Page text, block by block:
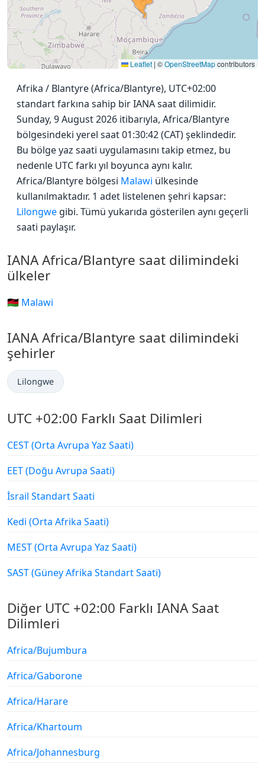
Leaflet | ©OpenStreetMapcontributors
Afrika / Blantyre (Africa/Blantyre), UTC+02:00
standart farkına sahip bir IANA saat dilimidir.
Sunday, 9 August 2026 itibarıyla, Africa/Blantyre
bölgesindeki yerel saat 01:30:42 (CAT) şeklindedir.
Bu bölge yaz saati uygulamasını takip etmez, bu
nedenle UTC farkı yıl boyunca aynı kalır.
Africa/Blantyre bölgesi Malawi ülkesinde
kullanılmaktadır. 1 adet listelenen şehri kapsar:
Lilongwe gibi. Tümü yukarıda gösterilen aynı geçerli
saati paylaşır.
IANA Africa/Blantyre saat dilimindeki
ülkeler
🇲🇼 Malawi
IANA Africa/Blantyre saat dilimindeki
şehirler
Lilongwe
UTC +02:00 Farklı Saat Dilimleri
CEST (Orta Avrupa Yaz Saati)
EET (Doğu Avrupa Saati)
İsrail Standart Saati
Kedi (Orta Afrika Saati)
MEST (Orta Avrupa Yaz Saati)
SAST (Güney Afrika Standart Saati)
Diğer UTC +02:00 Farklı IANA Saat
Dilimleri
Africa/Bujumbura
Africa/Gaborone
Africa/Harare
Africa/Khartoum
Africa/Johannesburg